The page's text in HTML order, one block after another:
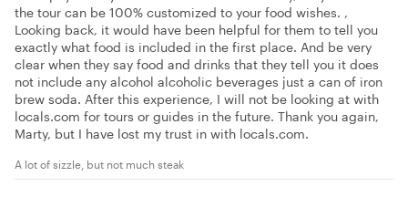
the tour can be 100% customized to your food wishes. ,
Looking back, it would have been helpful for them to tell you
exactly what food is included in the first place. And be very
clear when they say food and drinks that they tell you it does
not include any alcohol alcoholic beverages just a can of iron
brew soda. After this experience, I will not be looking at with
locals.com for tours or guides in the future. Thank you again,
Marty, but I have lost my trust in with locals.com.
A lot of sizzle, but not much steak